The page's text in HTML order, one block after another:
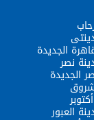
الجديدة
نصر
الجديدة
العبور